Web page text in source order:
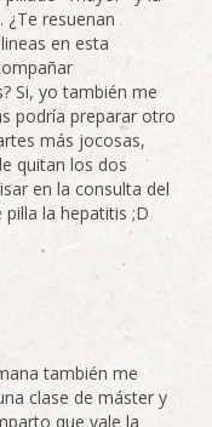
¿Te resuenan
en esta
Si, yo también me
podría preparar otro
más jocosas,
quitan los dos
en la consulta del
la hepatitis ;D
también me
clase de máster y
que vale la